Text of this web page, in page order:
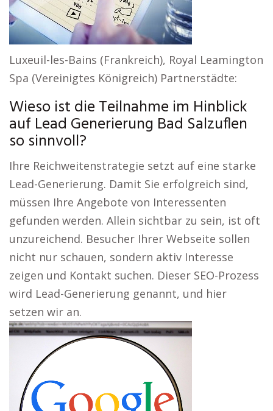
Luxeuil-les-Bains (Frankreich), Royal Leamington
Spa (Vereinigtes Königreich) Partnerstädte:
Wieso ist die Teilnahme im Hinblick
auf Lead Generierung Bad Salzuflen
so sinnvoll?
Ihre Reichweitenstrategie setzt auf eine starke
Lead-Generierung. Damit Sie erfolgreich sind,
müssen Ihre Angebote von Interessenten
gefunden werden. Allein sichtbar zu sein, ist oft
unzureichend. Besucher Ihrer Webseite sollen
nicht nur schauen, sondern aktiv Interesse
zeigen und Kontakt suchen. Dieser SEO-Prozess
wird Lead-Generierung genannt, und hier
setzen wir an.